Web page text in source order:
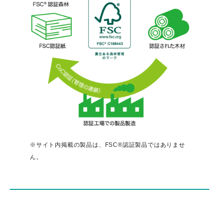
※サイト内掲載の製品は、FSC®認証製品ではありませ
ん。